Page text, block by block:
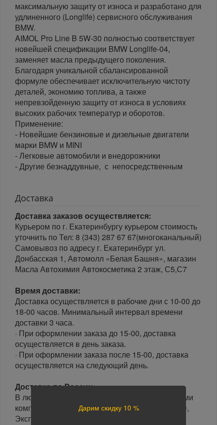
максимальную защиту от износа и разработано для
удлиненного (Longlife) сервисного обслуживания
BMW.
AIMOL Pro Line B 5W-30 полностью соответствует
новейшей спецификации BMW Longlife-04,
заменяет масла предыдущего поколения.
Благодаря уникальной сбалансированной
формуле обеспечивает исключительную чистоту
деталей, экономию топлива, а также
непревзойденную защиту от износа в условиях
высоких рабочих температур и оборотов.
Применение:
- Новейшие бензиновые и дизельные двигатели
марки BMW и MINI
- Легковые автомобили и внедорожники
- Другие безнаддувные, с непосредственным
Доставка
Доставка заказов осуществляется:
Курьером по г. Екатеринбургу курьером стоимость
уточнить по Тел: 8 (343) 287 67 67(многоканальный)
Самовывоз по адресу г. Екатеринбург ул.
Донбасская 1, Автомолл «Белая Башня», магазин
Масла Автохимия Автокосметика 2 этаж, С5,С7
Время доставки:
Доставка осуществляется в рабочие дни с 10-00 до
18-00 часов. Минимальный интервал времени
доставки 3 часа.
· При оформлении заказа до 15-00, доставка
осуществляется в день заказа.
· При оформлении заказа после 15-00, доставка
осуществляется на следующий день.
Доставка по России:
В любой уголок России доставим транспортными
компаниями: Boxberry, Почта России, ПЭК, GTD,
Экспресс Авто, Луч, Яндекс.Доставка.
Дарим скидку 10 %